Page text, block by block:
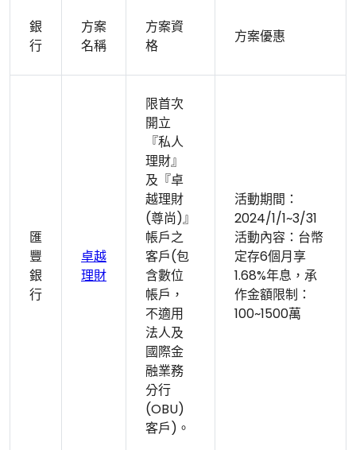
銀
行
方案
名稱
方案資
格
方案優惠
匯
豐
銀
行
卓越
理財
限首次
開立
『私人
理財』
及『卓
越理財
(尊尚)』
帳戶之
客戶(包
含數位
帳戶，
不適用
法人及
國際金
融業務
分行
(OBU)
客戶)。
活動期間：
2024/1/1~3/31
活動內容：台幣
定存6個月享
1.68%年息，承
作金額限制：
100~1500萬